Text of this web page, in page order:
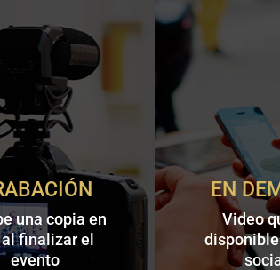
una copia en
al finalizar el
evento
EN
Video